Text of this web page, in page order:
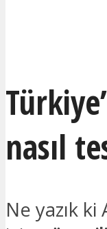
nasıl
Ne yazık